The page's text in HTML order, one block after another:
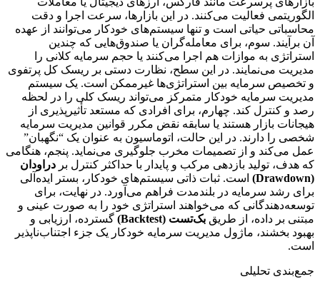
الگوریتمی فعالیت می‌کنند. در این بازارها، سرعت اجرا و دقت
محاسباتی حیاتی است و تنها سیستم‌های خودکار می‌توانند از عهده
آن برآیند. سوم، برای معامله‌گران یا صندوق‌هایی که چندین
استراتژی به موازات هم اجرا می‌کنند یا حجم سرمایه کلانی را
مدیریت می‌نمایند. در این سطح، نظارت دستی بر ریسک کل پرتفوی
و تخصیص سرمایه بین استراتژی‌ها غیرممکن است. یک سیستم
مدیریت سرمایه خودکار متمرکز می‌تواند ریسک کلی را در لحظه
رصد و کنترل کند. چهارم، برای افرادی که مستعد تأثیرپذیری از
هیجانات بازار هستند یا سابقه نقض مکرر قوانین مدیریت سرمایه
شخصی را دارند. در این حالت، اتوماسیون به عنوان یک “نگهبان”
عمل می‌کند و از تصمیمات مخرب جلوگیری می‌نماید. پنجم، هنگامی
که هدف، تولید بازدهی مرکب و پایدار با حداکثر کنترل بر دراودان
(Drawdown)
است. ثبات ذاتی سیستم‌های خودکار، بستر ایده‌آلی
برای رشد سرمایه در بلندمدت فراهم می‌آورد. در نهایت، برای
توسعه‌دهندگانی که می‌خواهند استراتژی خود را به صورت عینی و
مبتنی بر داده، از طریق بک‌تست (Backtest)
گسترده، ارزیابی و
بهبود بخشند، ماژول مدیریت سرمایه خودکار یک جزء اجتناب‌ناپذیر
است.
جمع‌بندی تحلیلی